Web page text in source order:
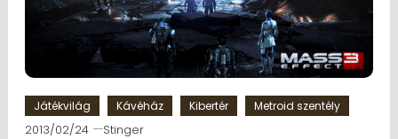
Játékvilág Kávéház Kibertér Metroid szentély
2013/02/24 Stinger